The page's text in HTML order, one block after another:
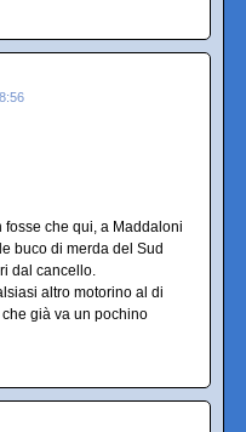
che qui, a Maddaloni
buco di merda del Sud
dal cancello.
altro motorino al di
già va un pochino